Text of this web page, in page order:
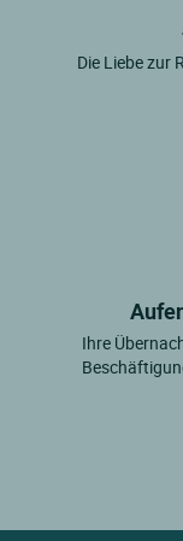
Die Liebe zur
Ihre